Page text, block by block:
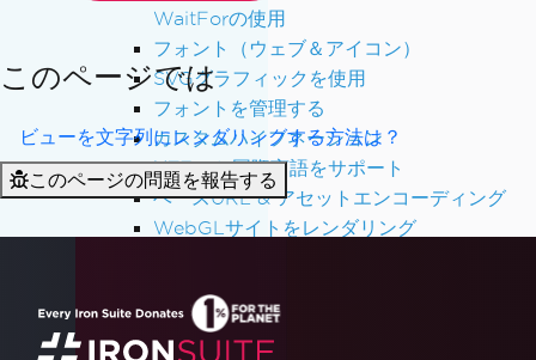
WaitForの使用
フォント（ウェブ＆アイコン）
SVGグラフィックを使用
フォントを管理する
カスタムハイフネーション
UTF-8と国際言語をサポート
ベースURL & アセットエンコーディング
WebGLサイトをレンダリング
PDF圧縮
非同期 & マルチスレッド
このページでは
ビューを文字列にレンダリングする方法は？
このページの問題を報告する